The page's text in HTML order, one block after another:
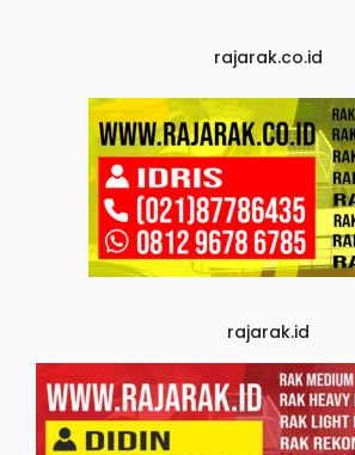
rajarak.co.id
rajarak.id